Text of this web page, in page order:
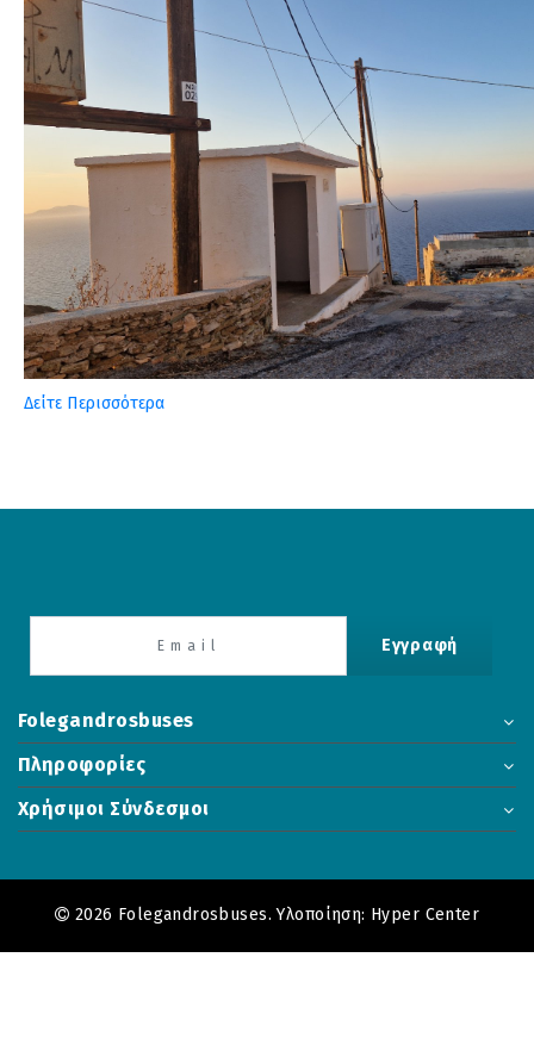
Δείτε Περισσότερα
Folegandrosbuses
Εγγραφή
Πληροφορίες
Χρήσιμοι Σύνδεσμοι
2026 Folegandrosbuses. Υλοποίηση: Hyper Center